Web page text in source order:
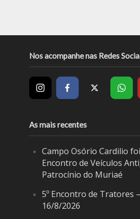
Nos acompanhe nas Redes
As mais recentes
Campo Osório Cardilio
Encontro de Veículos
Patrocínio do Muriaé
5º Encontro de Tratores
16/8/2026